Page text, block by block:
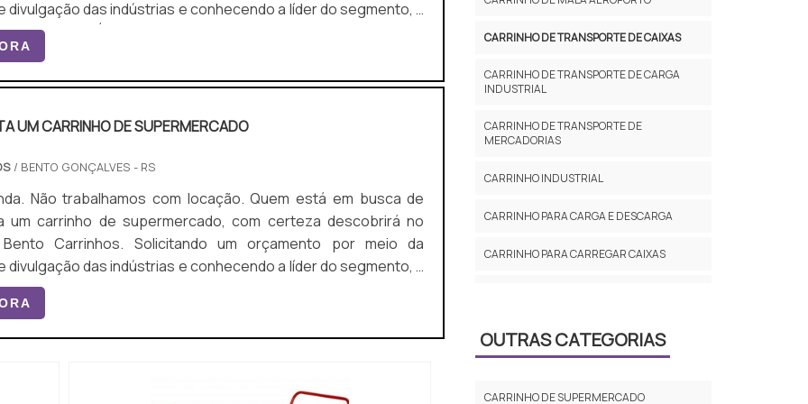
divulgação das indústrias e conhecendo a líder do segmento, a
lembrar que o produto deve ser
empresas especializadas. Esse tipo de cuidado ajuda a
UM CARRINHO DE SUPERMERCADO
/ BENTO GONÇALVES - RS
trabalhamos com locação. Quem está em busca de
um carrinho de supermercado, com certeza descobrirá no
Carrinhos. Solicitando um orçamento por meio da
divulgação das indústrias e conhecendo a líder do segmento, a
é por quanto custa um carrinho
com a Bento Carrinhos conseguirá assertividade com
com os...
CARRINHO DE TRANSPORTE DE CAIXAS
CARRINHO DE TRANSPORTE DE CARGA
INDUSTRIAL
CARRINHO DE TRANSPORTE DE
MERCADORIAS
CARRINHO INDUSTRIAL
CARRINHO PARA CARGA E DESCARGA
CARRINHO PARA CARREGAR CAIXAS
CARGA
PREÇO
OUTRAS CATEGORIAS
CARRINHO DE SUPERMERCADO